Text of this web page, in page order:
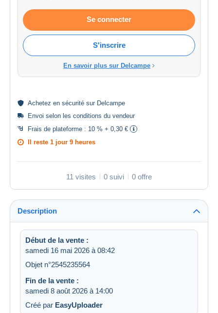
Se connecter
S'inscrire
En savoir plus sur Delcampe
Achetez en sécurité sur Delcampe
Envoi selon les conditions du vendeur
Frais de plateforme : 10 % + 0,30 €
Il reste 1 jour 9 heures
11 visites 0 suivi 0 offre
Description
Début de la vente :
samedi 16 mai 2026 à 08:42
Objet n°2545235564
Fin de la vente :
samedi 8 août 2026 à 14:00
Créé par EasyUploader